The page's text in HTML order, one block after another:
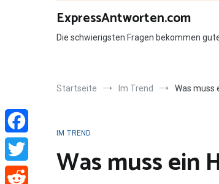
ExpressAntworten.com
Die schwierigsten Fragen bekommen
Startseite Im Trend Was muss
IM TREND
Was muss ein
Facebook
Twitter